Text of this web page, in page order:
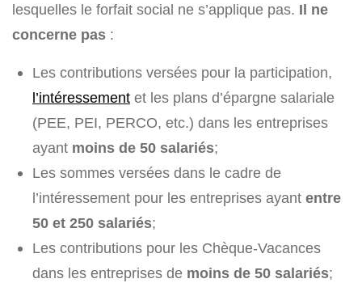
lesquelles le forfait social ne s’applique pas. Il ne
concerne pas :
Les contributions versées pour la participation,
l’intéressement et les plans d’épargne salariale
(PEE, PEI, PERCO, etc.) dans les entreprises
ayant moins de 50 salariés;
Les sommes versées dans le cadre de
l’intéressement pour les entreprises ayant entre
50 et 250 salariés;
Les contributions pour les Chèque-Vacances
dans les entreprises de moins de 50 salariés;